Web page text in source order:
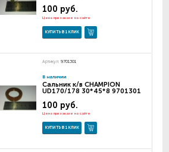
100 руб.
Цена при заказе на сайте
КУПИТЬ В 1 КЛИК
Артикул: 9701301
В наличии
Сальник к/в CHAMPION
UD170/178 30*45*8 9701301
100 руб.
Цена при заказе на сайте
КУПИТЬ В 1 КЛИК